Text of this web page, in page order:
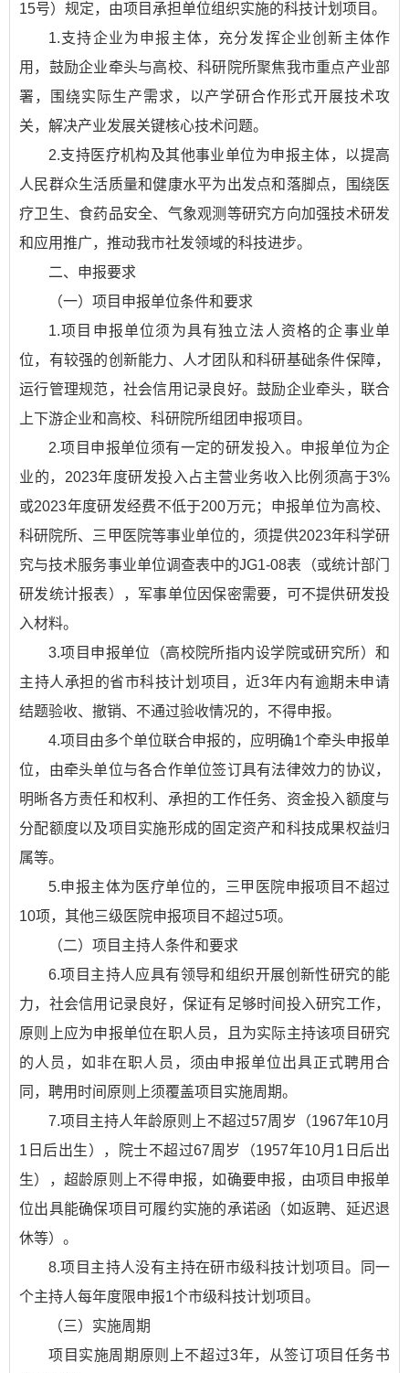
15号）规定，由项目承担单位组织实施的科技计划项目。
1.支持企业为申报主体，充分发挥企业创新主体作
用，鼓励企业牵头与高校、科研院所聚焦我市重点产业部
署，围绕实际生产需求，以产学研合作形式开展技术攻
关，解决产业发展关键核心技术问题。
2.支持医疗机构及其他事业单位为申报主体，以提高
人民群众生活质量和健康水平为出发点和落脚点，围绕医
疗卫生、食药品安全、气象观测等研究方向加强技术研发
和应用推广，推动我市社发领域的科技进步。
二、申报要求
（一）项目申报单位条件和要求
1.项目申报单位须为具有独立法人资格的企事业单
位，有较强的创新能力、人才团队和科研基础条件保障，
运行管理规范，社会信用记录良好。鼓励企业牵头，联合
上下游企业和高校、科研院所组团申报项目。
2.项目申报单位须有一定的研发投入。申报单位为企
业的，2023年度研发投入占主营业务收入比例须高于3%
或2023年度研发经费不低于200万元；申报单位为高校、
科研院所、三甲医院等事业单位的，须提供2023年科学研
究与技术服务事业单位调查表中的JG1-08表（或统计部门
研发统计报表），军事单位因保密需要，可不提供研发投
入材料。
3.项目申报单位（高校院所指内设学院或研究所）和
主持人承担的省市科技计划项目，近3年内有逾期未申请
结题验收、撤销、不通过验收情况的，不得申报。
4.项目由多个单位联合申报的，应明确1个牵头申报单
位，由牵头单位与各合作单位签订具有法律效力的协议，
明晰各方责任和权利、承担的工作任务、资金投入额度与
分配额度以及项目实施形成的固定资产和科技成果权益归
属等。
5.申报主体为医疗单位的，三甲医院申报项目不超过
10项，其他三级医院申报项目不超过5项。
（二）项目主持人条件和要求
6.项目主持人应具有领导和组织开展创新性研究的能
力，社会信用记录良好，保证有足够时间投入研究工作，
原则上应为申报单位在职人员，且为实际主持该项目研究
的人员，如非在职人员，须由申报单位出具正式聘用合
同，聘用时间原则上须覆盖项目实施周期。
7.项目主持人年龄原则上不超过57周岁（1967年10月
1日后出生），院士不超过67周岁（1957年10月1日后出
生），超龄原则上不得申报，如确要申报，由项目申报单
位出具能确保项目可履约实施的承诺函（如返聘、延迟退
休等）。
8.项目主持人没有主持在研市级科技计划项目。同一
个主持人每年度限申报1个市级科技计划项目。
（三）实施周期
项目实施周期原则上不超过3年，从签订项目任务书